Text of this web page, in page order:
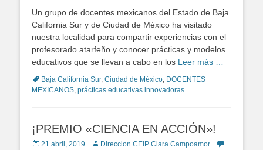
Un grupo de docentes mexicanos del Estado de Baja
California Sur y de Ciudad de México ha visitado
nuestra localidad para compartir experiencias con el
profesorado atarfeño y conocer prácticas y modelos
educativos que se llevan a cabo en los Leer más …
TagsBaja California Sur, Ciudad de México, DOCENTES
MEXICANOS, prácticas educativas innovadoras
¡PREMIO «CIENCIA EN ACCIÓN»!
Posted
21 abril, 2019 AuthorDireccion CEIP Clara Campoamor